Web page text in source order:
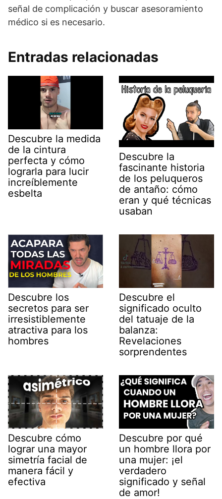
señal de complicación y buscar asesoramiento
médico si es necesario.
Entradas relacionadas
Descubre la medida
de la cintura
perfecta y cómo
lograrla para lucir
increíblemente
esbelta
Descubre la
fascinante historia
de los peluqueros
de antaño: cómo
eran y qué técnicas
usaban
Descubre los
secretos para ser
irresistiblemente
atractiva para los
hombres
Descubre el
significado oculto
del tatuaje de la
balanza:
Revelaciones
sorprendentes
Descubre cómo
lograr una mayor
simetría facial de
manera fácil y
efectiva
Descubre por qué
un hombre llora por
una mujer: ¡el
verdadero
significado y señal
de amor!